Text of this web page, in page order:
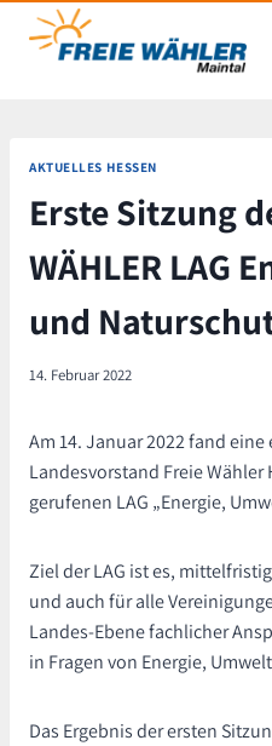
Inhalt
AKTUELLES HESSEN
Erste Sitzung
WÄHLER LAG
und
14. Februar 2022
Am 14. Januar 2022 fand
Landesvorstand Freie Wähler
gerufenen LAG „Energie,
Ziel der LAG ist es,
und auch für alle
Landes-Ebene fachlicher
in Fragen von Energie,
Das Ergebnis der ersten